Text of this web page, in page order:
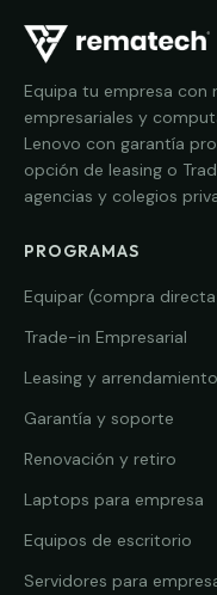
Equipa tu empresa con
empresariales y
Lenovo con garantía
opción de leasing o
agencias y colegios
PROGRAMAS
Equipar (compra
Trade-in Empresarial
Leasing y arrendamiento
Garantía y soporte
Renovación y retiro
Laptops para empresa
Equipos de escritorio
Servidores para